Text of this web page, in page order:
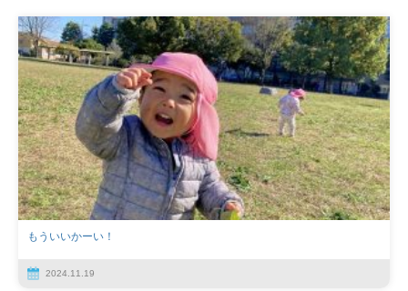
もういいかーい！
2024.11.19